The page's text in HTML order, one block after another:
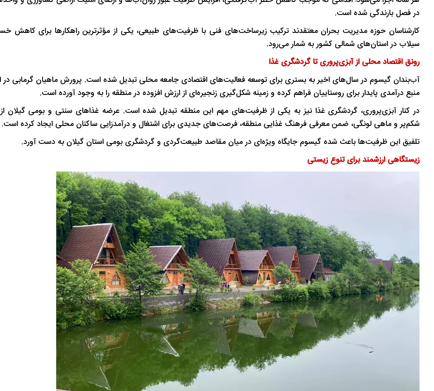
در فصل بارندگی شده است.
کارشناسان حوزه مدیریت بحران معتقدند ترکیب زیرساخت‌های فنی با ظرفیت‌های طبیعی، یکی از مؤثرترین راهکارها برای کاهش
سیلاب در استان‌های شمالی کشور به شمار می‌رود.
رونق اقتصاد محلی از آبزی‌پروری تا گردشگری غذا
آب‌بندان گیسوم در سال‌های اخیر به بستری برای توسعه فعالیت‌های اقتصادی جامعه محلی تبدیل شده است. پرورش ماهیان گرمابی در
منبع درآمدی پایدار برای روستاییان فراهم کرده و زمینه شکل‌گیری زنجیره‌ای از ارزش افزوده در منطقه را به وجود آورده است.
در کنار آبزی‌پروری، گردشگری غذا نیز به یکی از ظرفیت‌های مهم این منطقه تبدیل شده است. عرضه غذاهای سنتی و بومی گیلان
شکم‌پر و ماهی لونگی، ضمن معرفی فرهنگ غذایی منطقه، فرصت‌های جدیدی برای اشتغال و درآمدزایی ساکنان محلی ایجاد کرده است.
تلفیق این ظرفیت‌ها باعث شده گیسوم جایگاه ویژه‌ای در میان مقاصد طبیعت‌گردی و گردشگری بومی استان گیلان به دست آورد.
زیستگاهی ارزشمند برای تنوع زیستی
پاییز هزار شب های همیشه روشن رشت در دل روستاهای گیلان